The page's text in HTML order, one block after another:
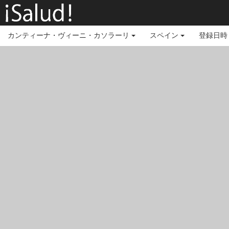
カンティーナ・ヴィーニ・カソラーリ スペイン 登録日